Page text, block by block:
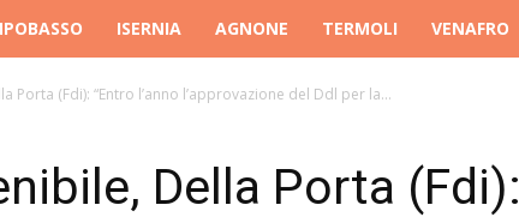
ISERNIA AGNONE TERMOLI VENAFRO
Porta (Fdi): “Entro l’anno l’approvazione del Ddl per la...
Della Porta (Fdi):